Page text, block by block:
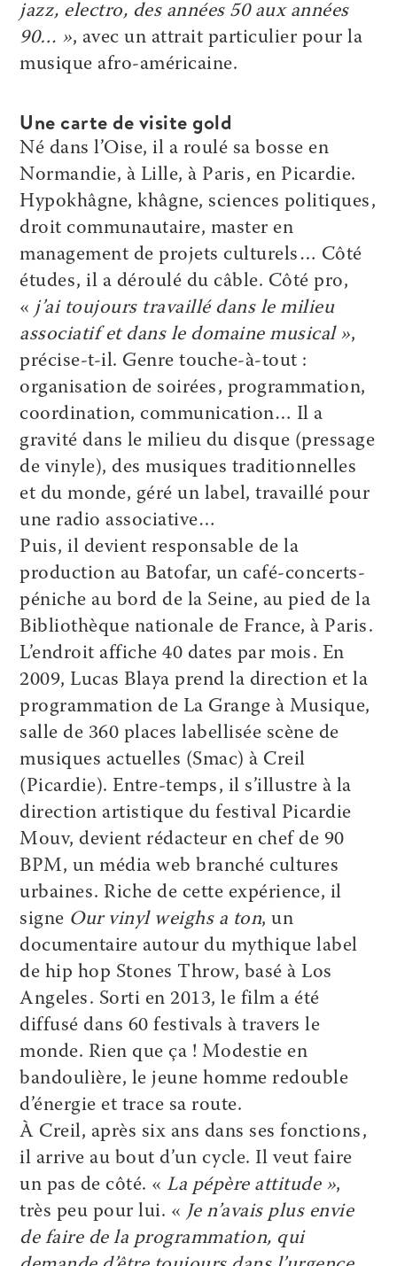
jazz, electro, des années 50 aux années
90… », avec un attrait particulier pour la
musique afro-américaine.
Une carte de visite gold
Né dans l’Oise, il a roulé sa bosse en
Normandie, à Lille, à Paris, en Picardie.
Hypokhâgne, khâgne, sciences politiques,
droit communautaire, master en
management de projets culturels… Côté
études, il a déroulé du câble. Côté pro,
« j’ai toujours travaillé dans le milieu
associatif et dans le domaine musical »,
précise-t-il. Genre touche-à-tout :
organisation de soirées, programmation,
coordination, communication… Il a
gravité dans le milieu du disque (pressage
de vinyle), des musiques traditionnelles
et du monde, géré un label, travaillé pour
une radio associative…
Puis, il devient responsable de la
production au Batofar, un café-concerts-
péniche au bord de la Seine, au pied de la
Bibliothèque nationale de France, à Paris.
L’endroit affiche 40 dates par mois. En
2009, Lucas Blaya prend la direction et la
programmation de La Grange à Musique,
salle de 360 places labellisée scène de
musiques actuelles (Smac) à Creil
(Picardie). Entre-temps, il s’illustre à la
direction artistique du festival Picardie
Mouv, devient rédacteur en chef de 90
BPM, un média web branché cultures
urbaines. Riche de cette expérience, il
signe Our vinyl weighs a ton, un
documentaire autour du mythique label
de hip hop Stones Throw, basé à Los
Angeles. Sorti en 2013, le film a été
diffusé dans 60 festivals à travers le
monde. Rien que ça ! Modestie en
bandoulière, le jeune homme redouble
d’énergie et trace sa route.
À Creil, après six ans dans ses fonctions,
il arrive au bout d’un cycle. Il veut faire
un pas de côté. « La pépère attitude »,
très peu pour lui. « Je n’avais plus envie
de faire de la programmation, qui